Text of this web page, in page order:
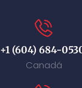
+1 (604) 684-
Canadá